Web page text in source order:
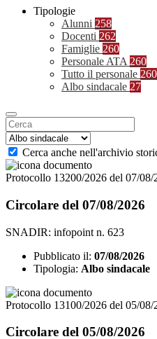
Tipologie
Alunni 258
Docenti 262
Famiglie 260
Personale ATA 260
Tutto il personale 260
Albo sindacale 27
Cerca anche nell'archivio
Protocollo 13200/2026 del 07/08/
Circolare del 07/08/2026
SNADIR: infopoint n. 623
Pubblicato il: 07/08/2026
Tipologia: Albo sindacale
Protocollo 13100/2026 del 05/08/
Circolare del 05/08/2026